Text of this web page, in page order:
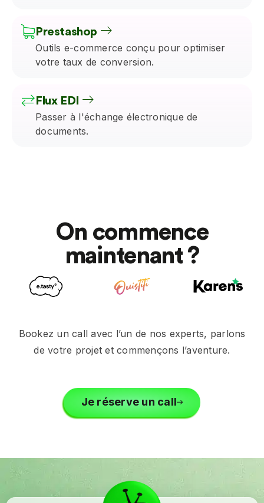
Prestashop
Outils e-commerce conçu pour optimiser
votre taux de conversion.
Flux EDI
Passer à l'échange électronique de
documents.
On commence
maintenant ?
Bookez un call avec l’un de nos experts, parlons
de votre projet et commençons l’aventure.
Je réserve un call